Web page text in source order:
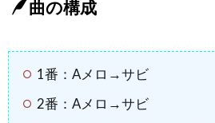
曲の構成
1番：Aメロ→サビ
2番：Aメロ→サビ